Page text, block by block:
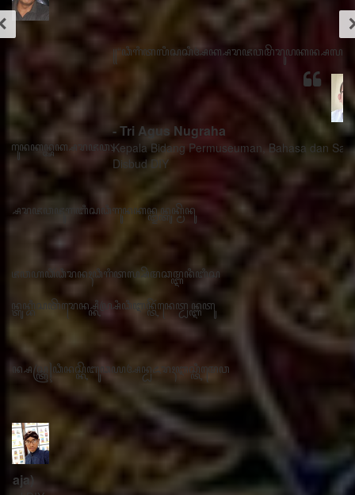
- Tri Agus Nugraha
Kepala Bidang Permuseuman, Bahasa dan Sastra
Disbud DIY
ꦱꦼꦏꦽꦠꦫꦶꦪꦠ꧀ Sekretariat: